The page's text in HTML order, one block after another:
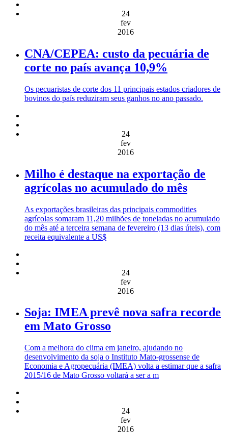
24
fev
2016
CNA/CEPEA: custo da pecuária de
corte no país avança 10,9%
Os pecuaristas de corte dos 11 principais estados criadores de
bovinos do país reduziram seus ganhos no ano passado.
24
fev
2016
Milho é destaque na exportação de
agrícolas no acumulado do mês
As exportações brasileiras das principais commodities
agrícolas somaram 11,20 milhões de toneladas no acumulado
do mês até a terceira semana de fevereiro (13 dias úteis), com
receita equivalente a US$
24
fev
2016
Soja: IMEA prevê nova safra recorde
em Mato Grosso
Com a melhora do clima em janeiro, ajudando no
desenvolvimento da soja o Instituto Mato-grossense de
Economia e Agropecuária (IMEA) volta a estimar que a safra
2015/16 de Mato Grosso voltará a ser a m
24
fev
2016